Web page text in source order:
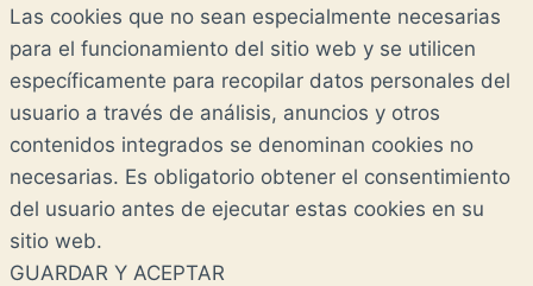
Las cookies que no sean especialmente necesarias
para el funcionamiento del sitio web y se utilicen
específicamente para recopilar datos personales del
usuario a través de análisis, anuncios y otros
contenidos integrados se denominan cookies no
necesarias. Es obligatorio obtener el consentimiento
del usuario antes de ejecutar estas cookies en su
sitio web.
GUARDAR Y ACEPTAR